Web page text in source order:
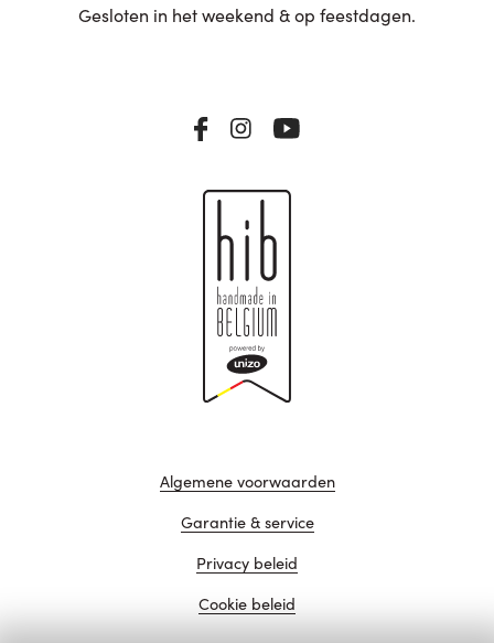
Gesloten in het weekend & op feestdagen.
Algemene voorwaarden
Garantie & service
Privacy beleid
Cookie beleid